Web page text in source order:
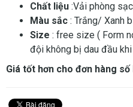
Chất liệu :Vải phòng
Màu sắc : Trắng/ Xanh
Size : free size ( Form
đội không bị dau đầu
Giá tốt hơn cho đơn hàng số